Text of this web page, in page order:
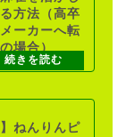
方法（高卒
ーカーへ転
場合）
ねんりんピ